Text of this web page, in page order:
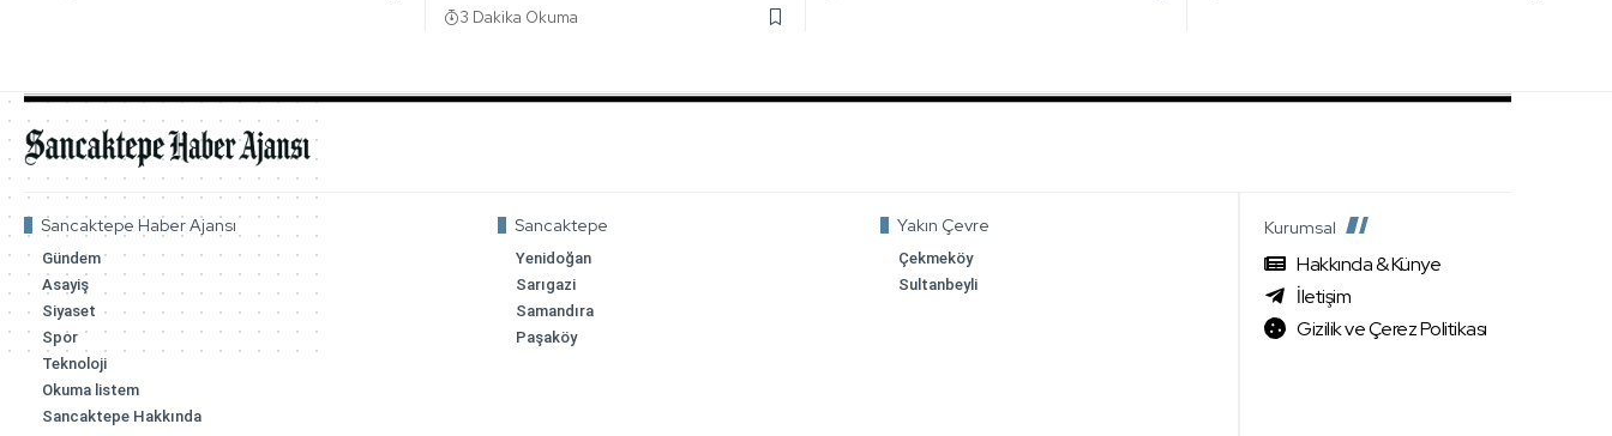
3 Dakika Okuma
Sancaktepe Haber Ajansı
Gündem
Asayiş
Siyaset
Spor
Teknoloji
Okuma listem
Sancaktepe Hakkında
Sancaktepe
Yenidoğan
Sarıgazi
Samandıra
Paşaköy
Yakın Çevre
Çekmeköy
Sultanbeyli
Kurumsal
Hakkında & Künye
İletişim
Gizilik ve Çerez Politikası